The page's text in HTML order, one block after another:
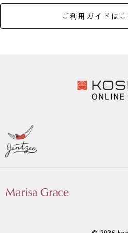
ご利用ガイドはこ